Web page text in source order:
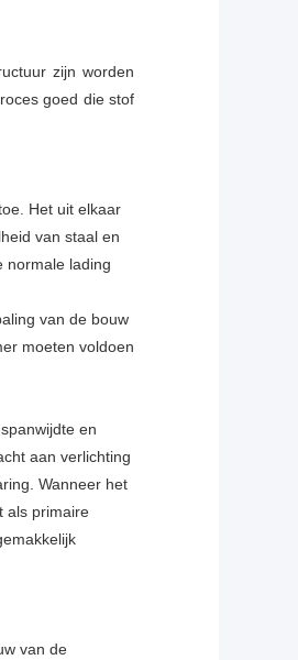
zijn worden
goed die stof
Het uit elkaar
van staal en
normale lading
van de bouw
moeten voldoen
en
aan verlichting
Wanneer het
als primaire
van de